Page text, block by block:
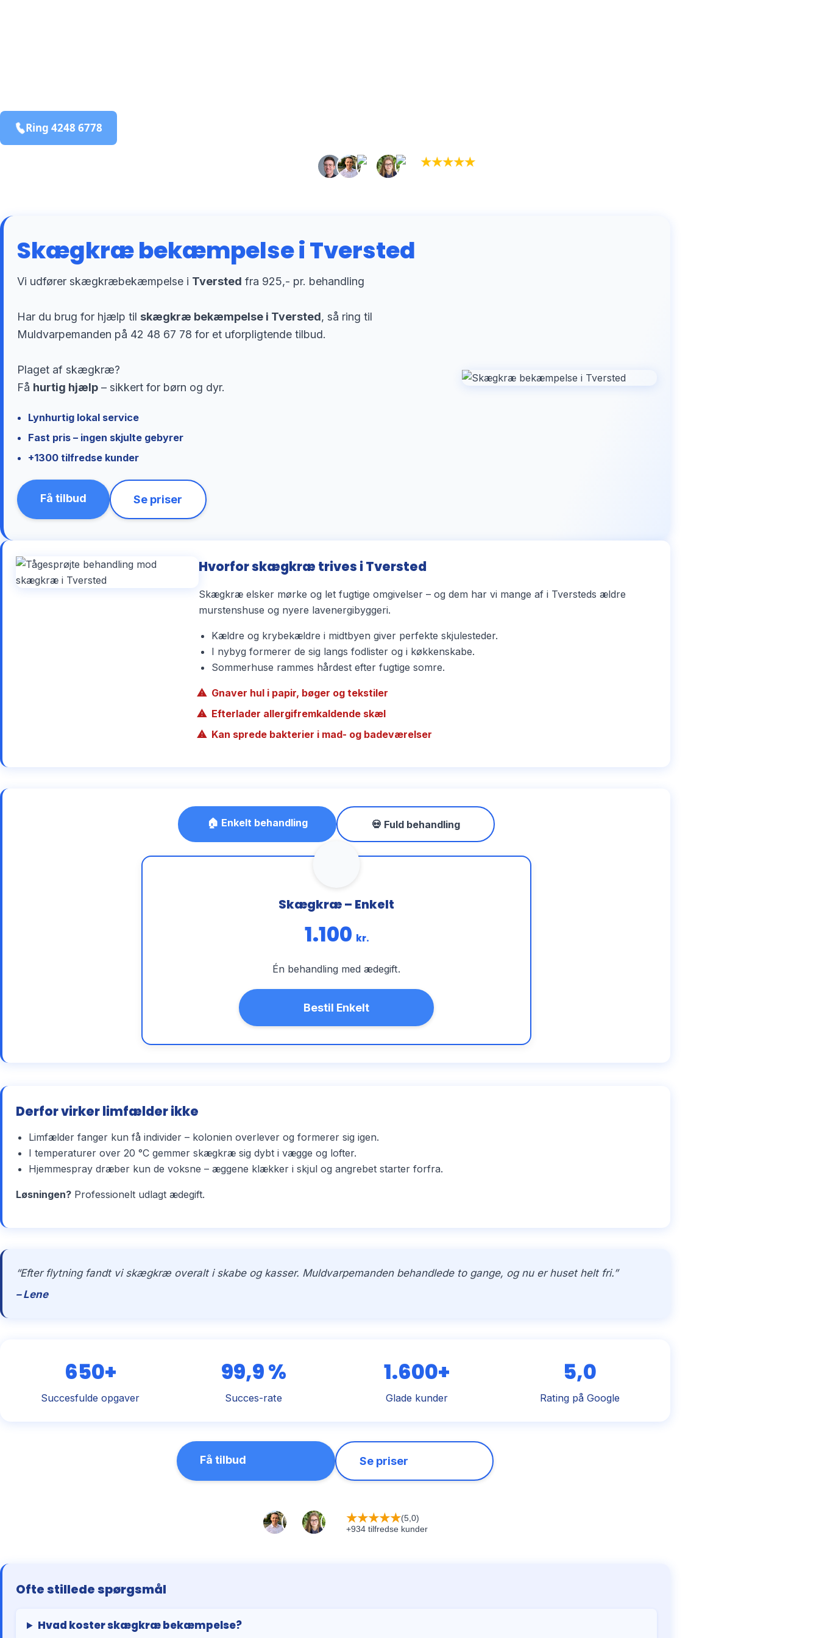
Ring 4248 6778
★★★★★
Skægkræ bekæmpelse i Tversted
Vi udfører skægkræbekæmpelse i Tversted fra 925,- pr. behandling
Har du brug for hjælp til skægkræ bekæmpelse i Tversted, så ring til
Muldvarpemanden på 42 48 67 78 for et uforpligtende tilbud.
Plaget af skægkræ?
Få hurtig hjælp – sikkert for børn og dyr.
Lynhurtig lokal service
Fast pris – ingen skjulte gebyrer
+1300 tilfredse kunder
Få tilbud Se priser
Hvorfor skægkræ trives i Tversted
Skægkræ elsker mørke og let fugtige omgivelser – og dem har vi mange af i Tversteds ældre
murstenshuse og nyere lavenergibyggeri.
Kældre og krybekældre i midtbyen giver perfekte skjulesteder.
I nybyg formerer de sig langs fodlister og i køkkenskabe.
Sommerhuse rammes hårdest efter fugtige somre.
Gnaver hul i papir, bøger og tekstiler
Efterlader allergifremkaldende skæl
Kan sprede bakterier i mad- og badeværelser
🏠 Enkelt behandling 💀 Fuld behandling
Skægkræ – Enkelt
1.100 kr.
Én behandling med ædegift.
Bestil Enkelt
Derfor virker limfælder ikke
Limfælder fanger kun få individer – kolonien overlever og formerer sig igen.
I temperaturer over 20 °C gemmer skægkræ sig dybt i vægge og lofter.
Hjemmespray dræber kun de voksne – æggene klækker i skjul og angrebet starter forfra.
Løsningen? Professionelt udlagt ædegift.
“Efter flytning fandt vi skægkræ overalt i skabe og kasser. Muldvarpemanden behandlede to gange, og nu er huset helt fri.”
– Lene
650+
Succesfulde opgaver
99,9 %
Succes-rate
1.600+
Glade kunder
5,0
Rating på Google
Få tilbud Se priser
★★★★★(5,0)
+934 tilfredse kunder
Ofte stillede spørgsmål
Hvad koster skægkræ bekæmpelse?